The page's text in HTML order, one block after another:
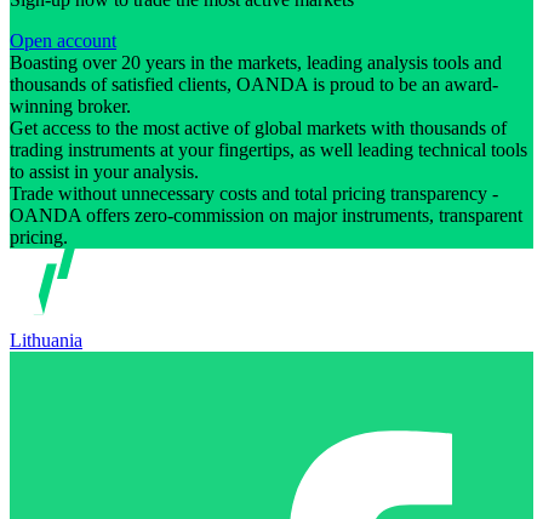
Open account
Boasting over 20 years in the markets, leading analysis tools and
thousands of satisfied clients, OANDA is proud to be an award-
winning broker.
Get access to the most active of global markets with thousands of
trading instruments at your fingertips, as well leading technical tools
to assist in your analysis.
Trade without unnecessary costs and total pricing transparency -
OANDA offers zero-commission on major instruments, transparent
pricing.
Lithuania